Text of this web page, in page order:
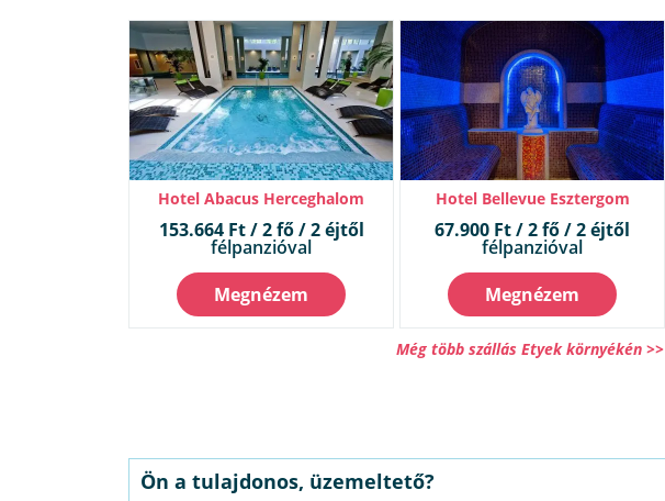
Hotel Abacus Herceghalom
153.664 Ft / 2 fő / 2 éjtől
félpanzióval
Megnézem
Hotel Bellevue Esztergom
67.900 Ft / 2 fő / 2 éjtől
félpanzióval
Megnézem
Még több szállás Etyek környékén >>
Ön a tulajdonos, üzemeltető?